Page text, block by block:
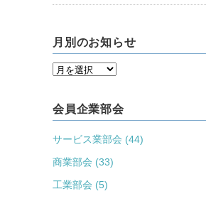
月別のお知らせ
会員企業部会
サービス業部会 (44)
商業部会 (33)
工業部会 (5)